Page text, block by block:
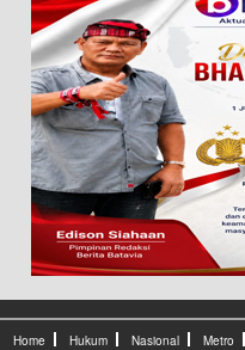
Home Hukum Nasional Metro